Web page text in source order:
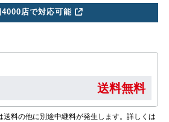
4000店で対応可能
送料無料
料の他に別途中継料が発生します。詳しくは